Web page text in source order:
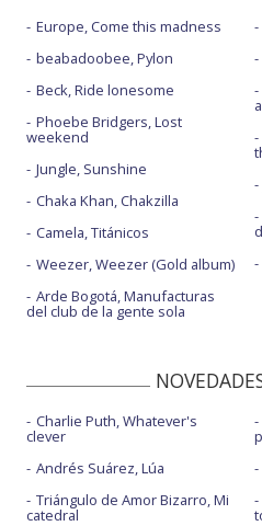
Europe, Come this madness
beabadoobee, Pylon
Beck, Ride lonesome
Phoebe Bridgers, Lost
weekend
Jungle, Sunshine
Chaka Khan, Chakzilla
Camela, Titánicos
Weezer, Weezer (Gold album)
Arde Bogotá, Manufacturas
del club de la gente sola
Charlie Puth, Whatever's
clever
Andrés Suárez, Lúa
Triángulo de Amor Bizarro, Mi
catedral